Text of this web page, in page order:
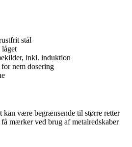
stål
inkl. induktion
nem dosering
kan være begrænsende til større retter
mærker ved brug af metalredskaber